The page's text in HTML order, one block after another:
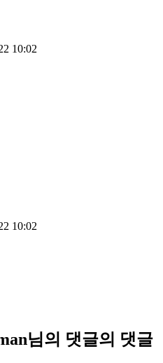
10:02
10:02
님의 댓글의 댓글